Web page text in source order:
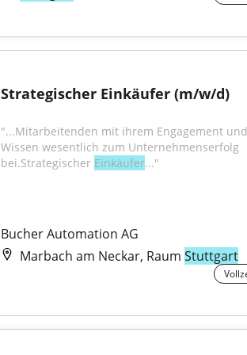
Strategischer Einkäufer (m/w/d)
"...Mitarbeitenden mit ihrem Engagement und
Wissen wesentlich zum Unternehmenserfolg
bei.Strategischer Einkäufer..."
Bucher Automation AG
Marbach am Neckar, Raum Stuttgart